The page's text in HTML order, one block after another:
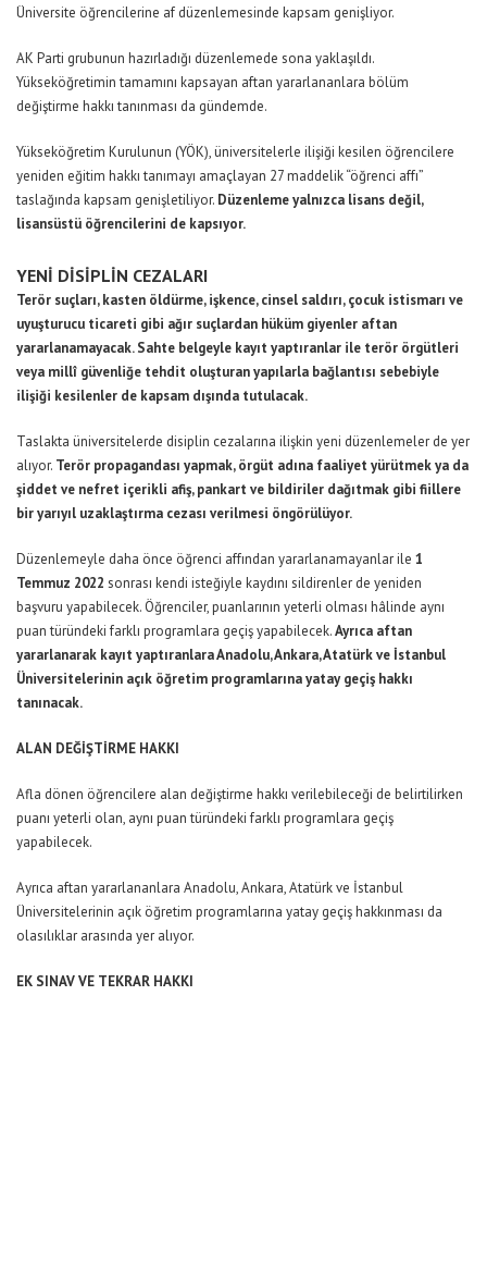
Üniversite öğrencilerine af düzenlemesinde kapsam genişliyor.
AK Parti grubunun hazırladığı düzenlemede sona yaklaşıldı.
Yükseköğretimin tamamını kapsayan aftan yararlananlara bölüm
değiştirme hakkı tanınması da gündemde.
Yükseköğretim Kurulunun (YÖK), üniversitelerle ilişiği kesilen öğrencilere
yeniden eğitim hakkı tanımayı amaçlayan 27 maddelik “öğrenci affı”
taslağında kapsam genişletiliyor. Düzenleme yalnızca lisans değil,
lisansüstü öğrencilerini de kapsıyor.
YENİ DİSİPLİN CEZALARI
Terör suçları, kasten öldürme, işkence, cinsel saldırı, çocuk istismarı ve
uyuşturucu ticareti gibi ağır suçlardan hüküm giyenler aftan
yararlanamayacak. Sahte belgeyle kayıt yaptıranlar ile terör örgütleri
veya millî güvenliğe tehdit oluşturan yapılarla bağlantısı sebebiyle
ilişiği kesilenler de kapsam dışında tutulacak.
Taslakta üniversitelerde disiplin cezalarına ilişkin yeni düzenlemeler de yer
alıyor. Terör propagandası yapmak, örgüt adına faaliyet yürütmek ya da
şiddet ve nefret içerikli afiş, pankart ve bildiriler dağıtmak gibi fiillere
bir yarıyıl uzaklaştırma cezası verilmesi öngörülüyor.
Düzenlemeyle daha önce öğrenci affından yararlanamayanlar ile 1
Temmuz 2022 sonrası kendi isteğiyle kaydını sildirenler de yeniden
başvuru yapabilecek. Öğrenciler, puanlarının yeterli olması hâlinde aynı
puan türündeki farklı programlara geçiş yapabilecek.Ayrıca aftan
yararlanarak kayıt yaptıranlara Anadolu, Ankara, Atatürk ve İstanbul
Üniversitelerinin açık öğretim programlarına yatay geçiş hakkı
tanınacak.
ALAN DEĞİŞTİRME HAKKI
Afla dönen öğrencilere alan değiştirme hakkı verilebileceği de belirtilirken
puanı yeterli olan, aynı puan türündeki farklı programlara geçiş
yapabilecek.
Ayrıca aftan yararlananlara Anadolu, Ankara, Atatürk ve İstanbul
Üniversitelerinin açık öğretim programlarına yatay geçiş hakkınması da
olasılıklar arasında yer alıyor.
EK SINAV VE TEKRAR HAKKI